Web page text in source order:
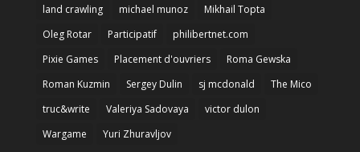
land crawling
michael munoz
Mikhail Topta
Oleg Rotar
Participatif
philibertnet.com
Pixie Games
Placement d'ouvriers
Roma Gewska
Roman Kuzmin
Sergey Dulin sj mcdonald
The Mico
truc&write
Valeriya Sadovaya
victor dulon
Wargame
Yuri Zhuravljov